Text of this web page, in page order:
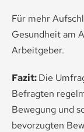
Für mehr
Gesundheit am
Arbeitgeber.
Fazit:Die
Befragten
Bewegung und
bevorzugten